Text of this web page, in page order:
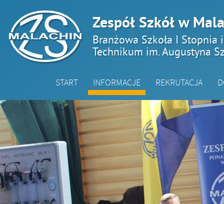
Zespół Szkół w
Branżowa Szkoła I Stopnia
Technikum im. Augustyna
START INFORMACJE REKRUTACJA